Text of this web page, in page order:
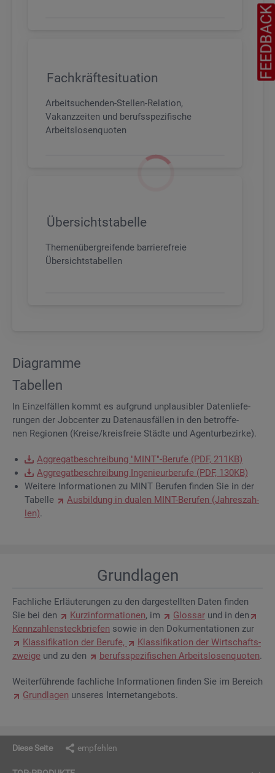
Fachkräftesituation
Arbeitsuchenden-Stellen-Relation,
Vakanzzeiten und berufsspezifische
Arbeitslosenquoten
Übersichtstabelle
Themenübergreifende barrierefreie
Übersichtstabellen
Dia­gram­me
Ta­bel­len
In Ein­zel­fäl­len kommt es auf­grund un­plau­si­bler Da­ten­lie­fe­
run­gen der Job­cen­ter zu Da­ten­aus­fäl­len in den be­trof­fe­
nen Re­gio­nen (Krei­se/kreis­freie Städ­te und Agen­tur­be­zir­ke).
Ag­gre­gat­be­schrei­bung "MINT"-Be­ru­fe (PDF, 211KB)
Ag­gre­gat­be­schrei­bung In­ge­nieur­be­ru­fe (PDF, 130KB)
Wei­te­re In­for­ma­tio­nen zu MINT Be­ru­fen fin­den Sie in der
Ta­bel­le
Aus­bil­dung in dua­len MINT-Be­ru­fen (Jah­res­zah­
len).
Grund­la­gen
Fach­li­che Er­läu­te­run­gen zu den dar­ge­stell­ten Daten fin­den
Sie bei den
Kurz­in­for­ma­tio­nen, im Glos­sar und in den
Kenn­zah­len­steck­brie­fen sowie in den Do­ku­men­ta­tio­nen zur
Klas­si­fi­ka­ti­on der Be­ru­fe,
Klas­si­fi­ka­ti­on der Wirt­schafts­
zwei­ge und zu den be­rufs­spe­zi­fi­schen Ar­beits­lo­sen­quo­ten.
Wei­ter­füh­ren­de fach­li­che In­for­ma­tio­nen fin­den Sie im Be­reich
Grund­la­gen un­se­res In­ter­net­an­ge­bots.
FEEDBACK
Diese Seite empfehlen